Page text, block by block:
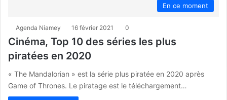
En ce moment
Agenda Niamey 16 février 2021 0
Cinéma, Top 10 des séries les plus
piratées en 2020
« The Mandalorian » est la série plus piratée en 2020 après
Game of Thrones. Le piratage est le téléchargement…